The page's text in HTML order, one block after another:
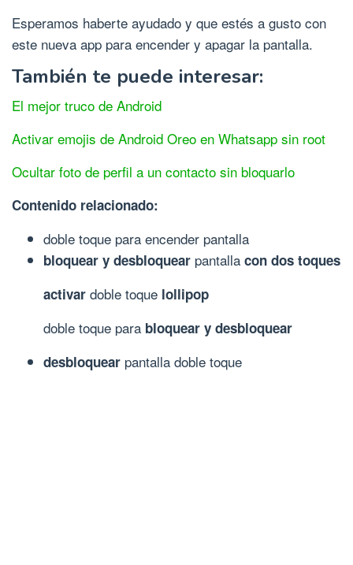
Esperamos haberte ayudado y que estés a gusto con
este nueva app para encender y apagar la pantalla.
También te puede interesar:
El mejor truco de Android
Activar emojis de Android Oreo en Whatsapp sin root
Ocultar foto de perfil a un contacto sin bloquarlo
Contenido relacionado:
doble toque para encender pantalla
bloquear y desbloquear pantalla con dos toques
activar doble toque lollipop
doble toque para bloquear y desbloquear
desbloquear pantalla doble toque